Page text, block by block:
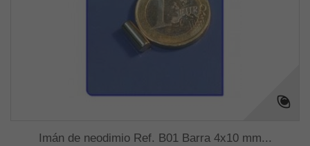
Imán de neodimio Ref. B01 Barra 4x10 mm...